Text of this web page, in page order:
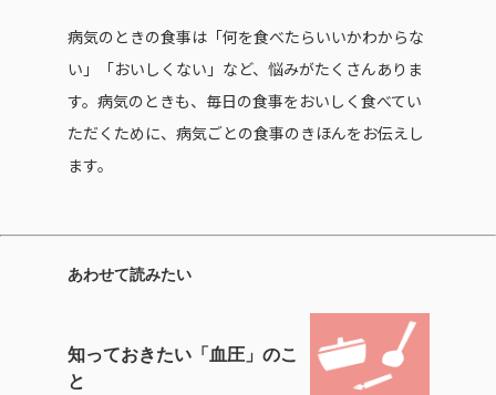
病気のときの食事は「何を食べたらいいかわからな
い」「おいしくない」など、悩みがたくさんありま
す。病気のときも、毎日の食事をおいしく食べてい
ただくために、病気ごとの食事のきほんをお伝えし
ます。
あわせて読みたい
知っておきたい「血圧」のこ
と